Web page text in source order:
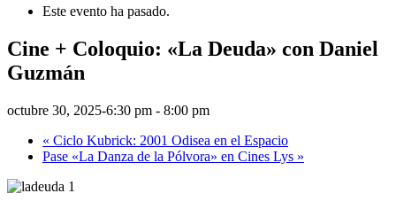
Este evento ha pasado.
Cine + Coloquio: «La Deuda» con Daniel
Guzmán
octubre 30, 2025-6:30 pm - 8:00 pm
« Ciclo Kubrick: 2001 Odisea en el Espacio
Pase «La Danza de la Pólvora» en Cines Lys »